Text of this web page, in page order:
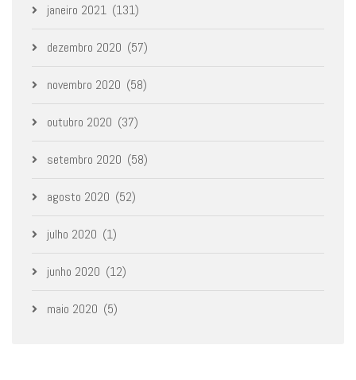
janeiro 2021 (131)
dezembro 2020 (57)
novembro 2020 (58)
outubro 2020 (37)
setembro 2020 (58)
agosto 2020 (52)
julho 2020 (1)
junho 2020 (12)
maio 2020 (5)